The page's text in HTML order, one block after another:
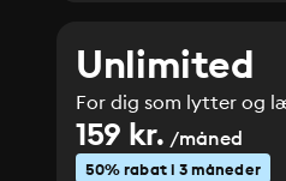
Unlimited
For dig som lytter og
159 kr. /måned
50% rabat i 3 måneder